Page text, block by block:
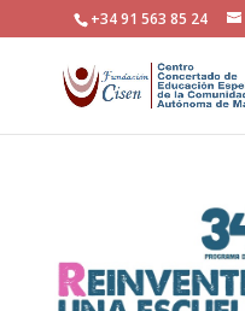
+34 91 563 85 24